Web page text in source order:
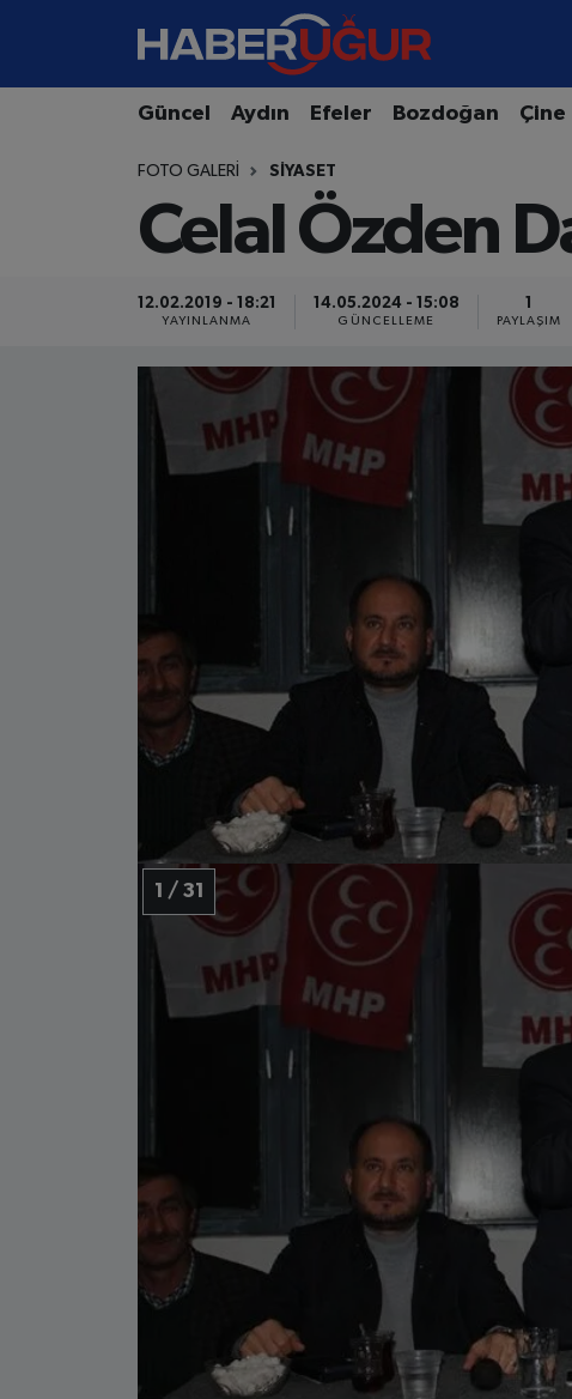
Güncel Aydın Efeler Bozdoğan Çine
FOTO GALERI SIYASET
Celal Özden
12.02.2019 - 18:21
YAYINLANMA
14.05.2024 - 15:08
GÜNCELLEME
1
PAYLAŞIM
1 / 31
Aydın Nöbetçi Eczaneler
Aydın Namaz Vakitleri
Tüm Manşetler
Son Dakika Haberleri